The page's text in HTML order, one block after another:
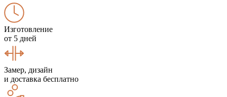
Изготовление
от 5 дней
Замер, дизайн
и доставка бесплатно